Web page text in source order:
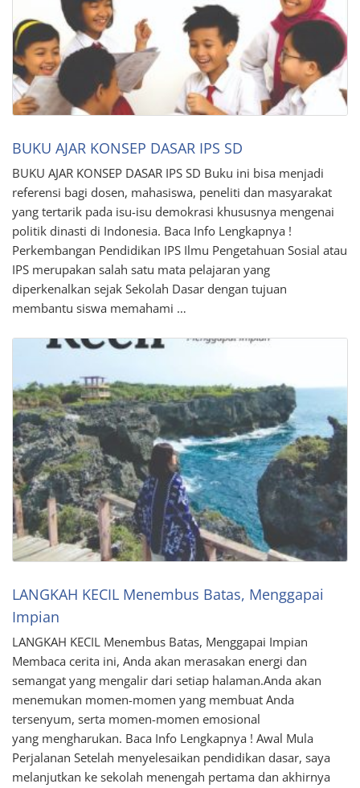
BUKU AJAR KONSEP DASAR IPS SD
BUKU AJAR KONSEP DASAR IPS SD Buku ini bisa menjadi
referensi bagi dosen, mahasiswa, peneliti dan masyarakat
yang tertarik pada isu-isu demokrasi khususnya mengenai
politik dinasti di Indonesia. Baca Info Lengkapnya !
Perkembangan Pendidikan IPS Ilmu Pengetahuan Sosial atau
IPS merupakan salah satu mata pelajaran yang
diperkenalkan sejak Sekolah Dasar dengan tujuan
membantu siswa memahami …
LANGKAH KECIL Menembus Batas, Menggapai
Impian
LANGKAH KECIL Menembus Batas, Menggapai Impian
Membaca cerita ini, Anda akan merasakan energi dan
semangat yang mengalir dari setiap halaman.Anda akan
menemukan momen-momen yang membuat Anda
tersenyum, serta momen-momen emosional
yang mengharukan. Baca Info Lengkapnya ! Awal Mula
Perjalanan Setelah menyelesaikan pendidikan dasar, saya
melanjutkan ke sekolah menengah pertama dan akhirnya